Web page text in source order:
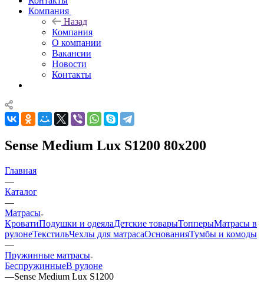
Компания
Назад
Компания
О компании
Вакансии
Новости
Контакты
Sense Medium Lux S1200 80x200
Главная
—
Каталог
—
Матрасы
КроватиПодушки и одеялаДетские товарыТопперыМатрасы в
рулонеТекстильЧехлы для матрасаОснованияТумбы и комоды
—
Пружинные матрасы
БеспружинныеВ рулоне
—Sense Medium Lux S1200